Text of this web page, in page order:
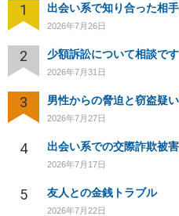
1
2026年7月26日
2 少額訴訟について相談です
2026年7月31日
3 男性からの脅迫と窃盗疑
2026年7月27日
4 出会い系での交際詐欺被
2026年7月17日
5 友人との金銭トラブル
2026年7月22日